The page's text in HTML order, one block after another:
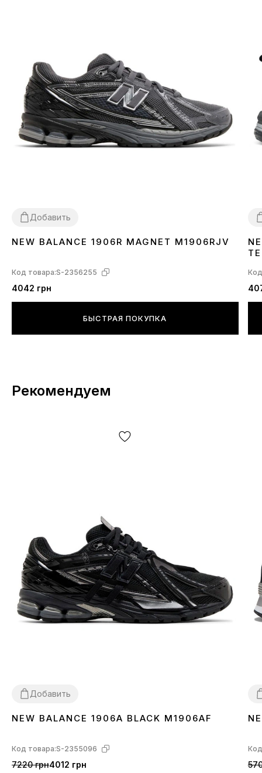
Добавить
4041 424445
NEW BALANCE 1906R MAGNET M1906RJV
Код товара:S-2356255
4042 грн
БЫСТРАЯ ПОКУПКА
Рекомендуем
Добавить
3637 3839404142 4344 45
NEW BALANCE 1906A BLACK M1906AF
Код товара:S-2355096
7220 грн4012 грн